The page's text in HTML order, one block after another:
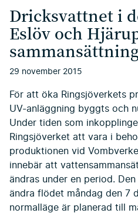
Dricksvattnet i
Eslöv och
29 november 2015
För att öka Ringsjöverkets
UV-anläggning byggts och
Under tiden som
Ringsjöverket att vara i
produktionen vid
innebär att
ändras under en period.
ändra flödet måndag den 7
normalläge är planerad till